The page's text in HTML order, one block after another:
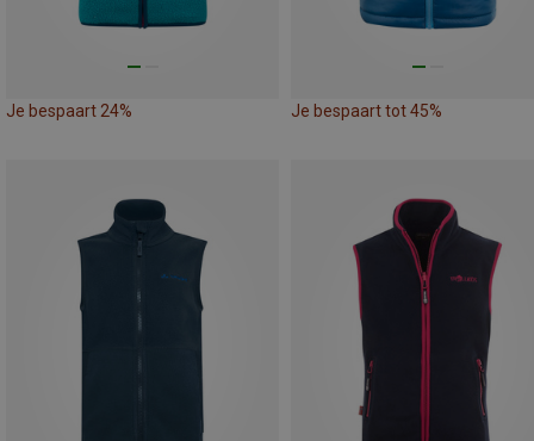
Je bespaart 24% Je bespaart tot 45%